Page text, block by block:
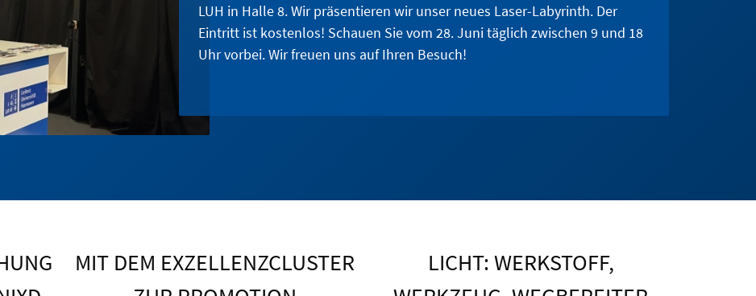
LUH in Halle 8. Wir präsentieren wir unser neues Laser-Labyrinth. Der
Eintritt ist kostenlos! Schauen Sie vom 28. Juni täglich zwischen 9 und 18
Uhr vorbei. Wir freuen uns auf Ihren Besuch!
MIT DEM EXZELLENZCLUSTER
LICHT: WERKSTOFF,